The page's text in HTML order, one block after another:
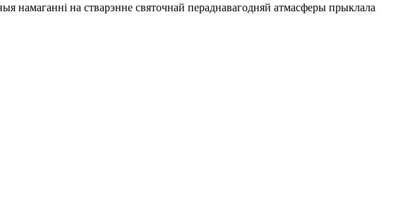
намаганні на стварэнне святочнай пераднавагодняй атмасферы прыклала